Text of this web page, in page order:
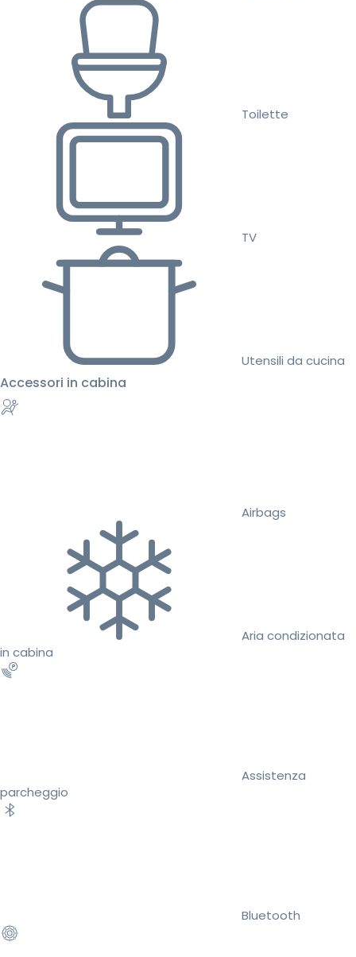
Toilette
TV
Utensili da cucina
Accessori in cabina
Airbags
Aria condizionata
in cabina
Assistenza
parcheggio
Bluetooth